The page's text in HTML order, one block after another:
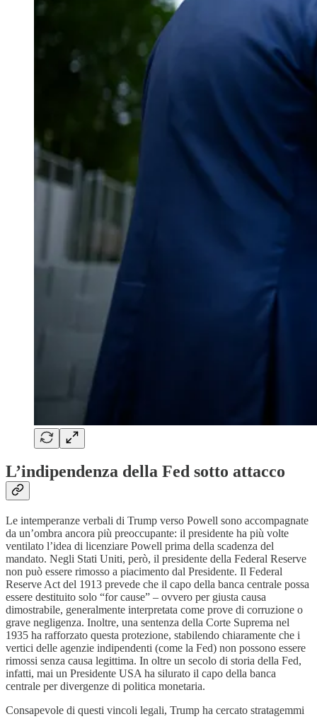
L’indipendenza della Fed sotto attacco
Le intemperanze verbali di Trump verso Powell sono accompagnate
da un’ombra ancora più preoccupante: il presidente ha più volte
ventilato l’idea di licenziare Powell prima della scadenza del
mandato. Negli Stati Uniti, però, il presidente della Federal Reserve
non può essere rimosso a piacimento dal Presidente. Il Federal
Reserve Act del 1913 prevede che il capo della banca centrale possa
essere destituito solo “for cause” – ovvero per giusta causa
dimostrabile, generalmente interpretata come prove di corruzione o
grave negligenza. Inoltre, una sentenza della Corte Suprema nel
1935 ha rafforzato questa protezione, stabilendo chiaramente che i
vertici delle agenzie indipendenti (come la Fed) non possono essere
rimossi senza causa legittima. In oltre un secolo di storia della Fed,
infatti, mai un Presidente USA ha silurato il capo della banca
centrale per divergenze di politica monetaria.
Consapevole di questi vincoli legali, Trump ha cercato stratagemmi